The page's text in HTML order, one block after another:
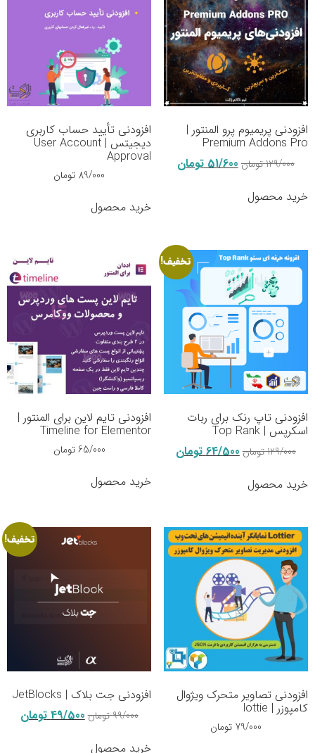
افزودنی‌ پریمیوم پرو المنتور |
Premium Addons Pro
129/000تومان51/600 تومان
خرید محصول
افزودنی تأیید حساب کاربری
دیجیتس | User Account
Approval
89/000 تومان
خرید محصول
تخفیف!
افزودنی تاپ رنک برای ربات
اسکرپس | Top Rank
129/000تومان64/500 تومان
خرید محصول
افزودنی تایم لاین برای المنتور |
Timeline for Elementor
65/000 تومان
خرید محصول
افزودنی تصاویر متحرک ویژوال
کامپوزر | lottie
79/000 تومان
تخفیف!
افزودنی جت بلاک | JetBlocks
99/000تومان49/500 تومان
خرید محصول